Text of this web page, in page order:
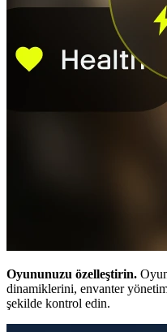
Oyununuzu özelleştirin.
dinamiklerini, envanter
şekilde kontrol edin.